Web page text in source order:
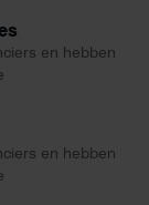
en hebben
en hebben